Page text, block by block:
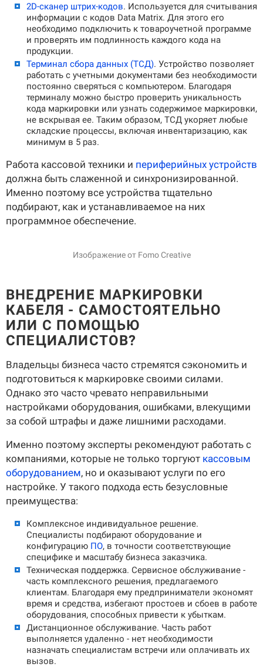
2D-сканер штрих-кодов. Используется для считывания
информации с кодов Data Matrix. Для этого его
необходимо подключить к товароучетной программе
и проверять им подлинность каждого кода на
продукции.
Терминал сбора данных (ТСД). Устройство позволяет
работать с учетными документами без необходимости
постоянно сверяться с компьютером. Благодаря
терминалу можно быстро проверить уникальность
кода маркировки или узнать содержимое маркировки,
не вскрывая ее. Таким образом, ТСД укоряет любые
складские процессы, включая инвентаризацию, как
минимум в 5 раз.
Работа кассовой техники и периферийных устройств
должна быть слаженной и синхронизированной.
Именно поэтому все устройства тщательно
подбирают, как и устанавливаемое на них
программное обеспечение.
Изображение от Fomo Creative
ВНЕДРЕНИЕ МАРКИРОВКИ
КАБЕЛЯ - САМОСТОЯТЕЛЬНО
ИЛИ С ПОМОЩЬЮ
СПЕЦИАЛИСТОВ?
Владельцы бизнеса часто стремятся сэкономить и
подготовиться к маркировке своими силами.
Однако это часто чревато неправильными
настройками оборудования, ошибками, влекущими
за собой штрафы и даже лишними расходами.
Именно поэтому эксперты рекомендуют работать с
компаниями, которые не только торгуют кассовым
оборудованием, но и оказывают услуги по его
настройке. У такого подхода есть безусловные
преимущества:
Комплексное индивидуальное решение.
Специалисты подбирают оборудование и
конфигурацию ПО, в точности соответствующие
специфике и масштабу бизнеса заказчика.
Техническая поддержка. Сервисное обслуживание -
часть комплексного решения, предлагаемого
клиентам. Благодаря ему предприниматели экономят
время и средства, избегают простоев и сбоев в работе
оборудования, способных привести к убыткам.
Дистанционное обслуживание. Часть работ
выполняется удаленно - нет необходимости
назначать специалистам встречи или оплачивать их
вызов.